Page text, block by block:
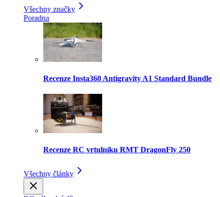
Všechny značky
Poradna
Recenze Insta360 Antigravity A1 Standard Bundle
Recenze RC vrtulníku RMT DragonFly 250
Všechny články